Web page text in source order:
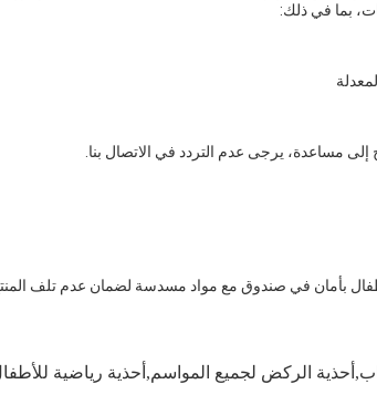
بما في ذلك:
إلى مساعدة، يرجى عدم التردد في الاتصال بنا.
بأمان في صندوق مع مواد مسدسة لضمان عدم تلف المنتج
الركض لجميع المواسم,أحذية رياضية